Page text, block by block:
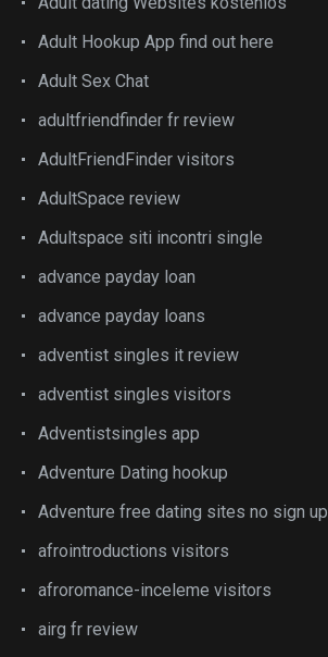
Adult Hookup App find out here
Adult Sex Chat
adultfriendfinder fr review
AdultFriendFinder visitors
AdultSpace review
Adultspace siti incontri single
advance payday loan
advance payday loans
adventist singles it review
adventist singles visitors
Adventistsingles app
Adventure Dating hookup
Adventure free dating sites no sign up
afrointroductions visitors
afroromance-inceleme visitors
airg fr review